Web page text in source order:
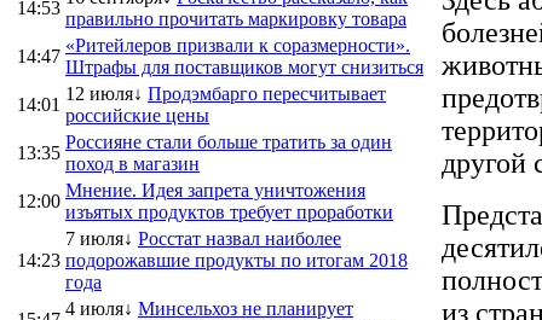
14:53
правильно прочитать маркировку товара
14:47
«Ритейлеров призвали к соразмерности».
Штрафы для поставщиков могут снизиться
14:01
12 июля↓ Продэмбарго пересчитывает
российские цены
13:35
Россияне стали больше тратить за один
поход в магазин
12:00
Мнение. Идея запрета уничтожения
изъятых продуктов требует проработки
14:23
7 июля↓ Росстат назвал наиболее
подорожавшие продукты по итогам 2018
года
4 июля↓ Минсельхоз не планирует
другой
из